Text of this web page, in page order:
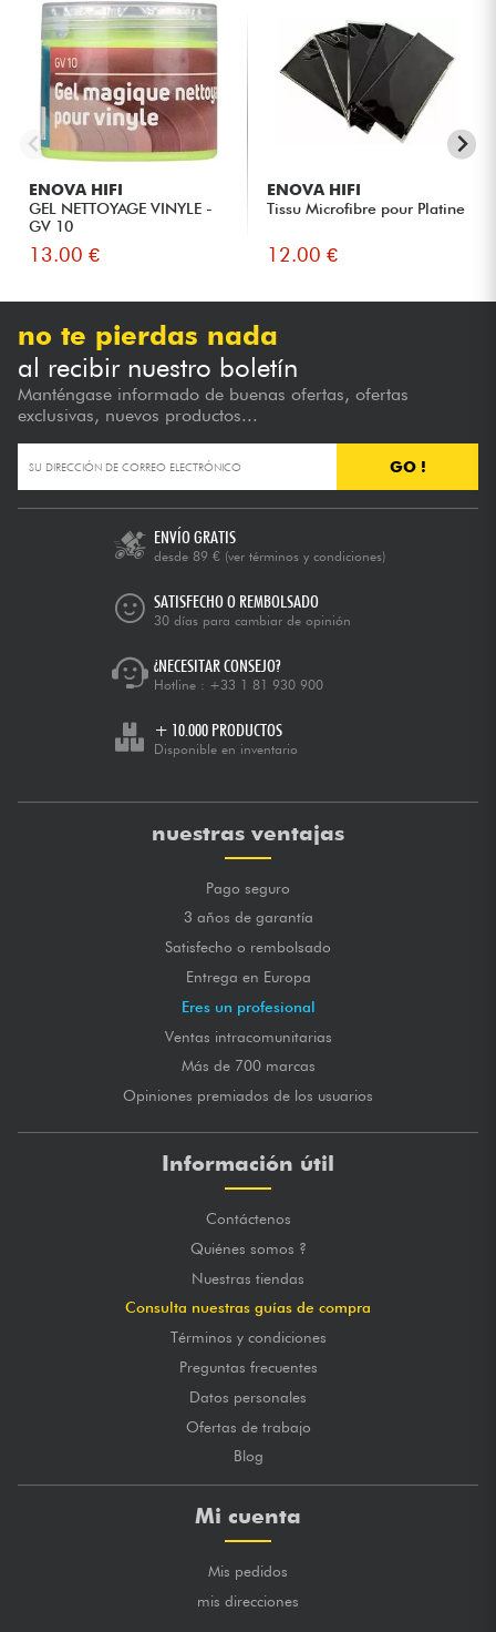
ENOVA HIFI
GEL NETTOYAGE VINYLE -
GV 10
13.00 €
ENOVA HIFI
Tissu Microfibre pour Platine
12.00 €
no te pierdas nada
al recibir nuestro boletín
Manténgase informado de buenas ofertas, ofertas
exclusivas, nuevos productos...
GO !
ENVÍO GRATIS
desde 89 € (ver términos y condiciones)
SATISFECHO O REMBOLSADO
30 días para cambiar de opinión
¿NECESITAR CONSEJO?
Hotline : +33 1 81 930 900
+ 10.000 PRODUCTOS
Disponible en inventario
nuestras ventajas
Pago seguro
3 años de garantía
Satisfecho o rembolsado
Entrega en Europa
Eres un profesional
Ventas intracomunitarias
Más de 700 marcas
Opiniones premiados de los usuarios
Información útil
Contáctenos
Quiénes somos ?
Nuestras tiendas
Consulta nuestras guías de compra
Términos y condiciones
Preguntas frecuentes
Datos personales
Ofertas de trabajo
Blog
Mi cuenta
Mis pedidos
mis direcciones